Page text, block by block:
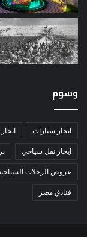
وسوم
ايجار سيارات
ايجار نقل سياحي
عروض الرحلات
فنادق مصر